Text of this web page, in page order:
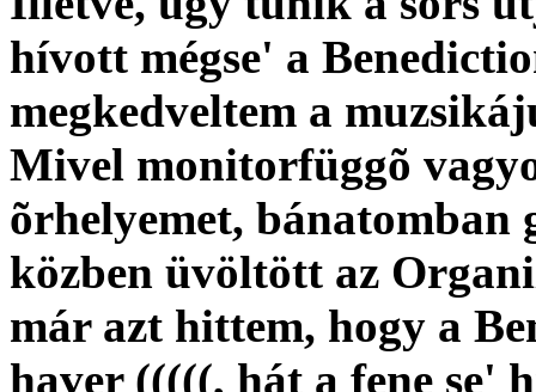
hívott mégse' a
megkedveltem a
Mivel monitorfüggõ
õrhelyemet, bánatomban
közben üvöltött az
már azt hittem, hogy a
haver (((((, hát a fene se'